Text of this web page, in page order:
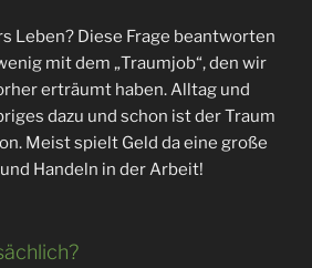
Leben? Diese Frage beantworten
mit dem „Traumjob“, den wir
erträumt haben. Alltag und
dazu und schon ist der Traum
Meist spielt Geld da eine große
Handeln in der Arbeit!